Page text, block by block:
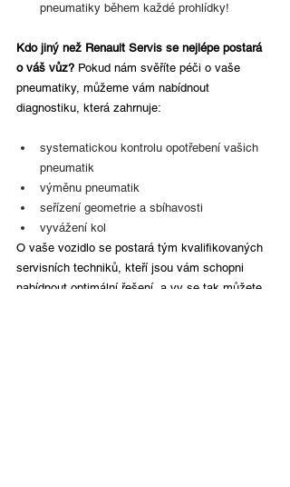
pneumatiky během každé prohlídky!
Kdo jiný než Renault Servis se nejlépe postará
o váš vůz? Pokud nám svěříte péči o vaše
pneumatiky, můžeme vám nabídnout
diagnostiku, která zahrnuje:
systematickou kontrolu opotřebení vašich
pneumatik
výměnu pneumatik
seřízení geometrie a sbíhavosti
vyvážení kol
O vaše vozidlo se postará tým kvalifikovaných
servisních techniků, kteří jsou vám schopni
nabídnout optimální řešení, a vy se tak můžete